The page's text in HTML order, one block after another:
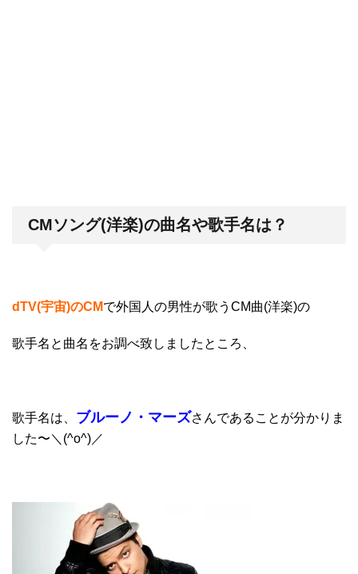
CMソング(洋楽)の曲名や歌手名は？
dTV(宇宙)のCMで外国人の男性が歌うCM曲(洋楽)の
歌手名と曲名をお調べ致しましたところ、
歌手名は、 ブルーノ・マーズさんであることが分かりま
した〜＼(^o^)／